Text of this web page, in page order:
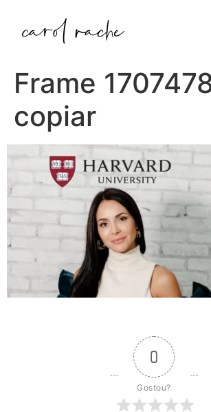
Frame
copiar
0
Gostou?